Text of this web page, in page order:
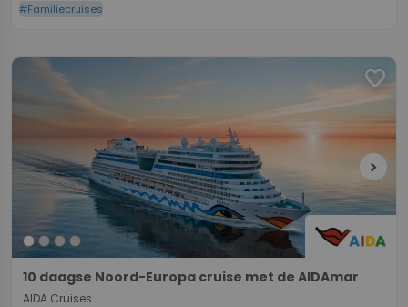
#Familiecruises
favorite
chevron_right
10 daagse Noord-Europa cruise met de AIDAmar
AIDA Cruises